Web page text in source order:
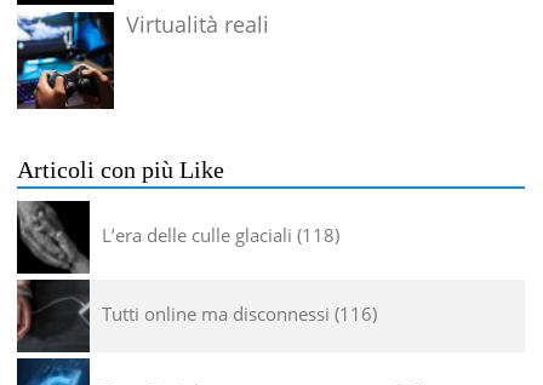
Virtualità reali
Articoli con più Like
L’era delle culle glaciali 118
Tutti online ma disconnessi 116